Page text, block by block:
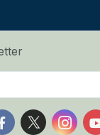
Follow us on
Follow us